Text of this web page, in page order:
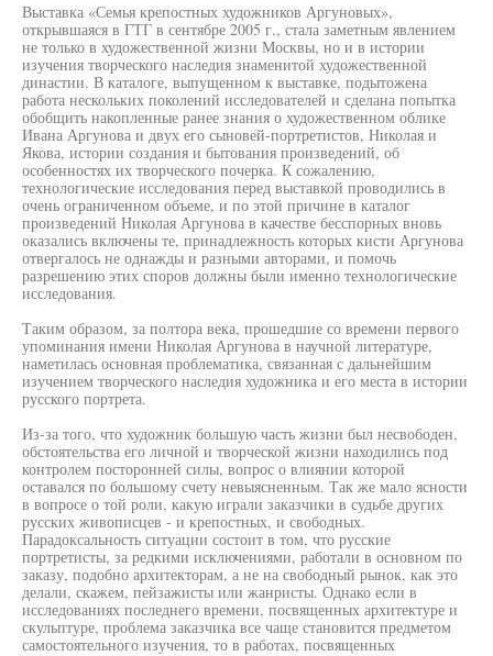
Выставка «Семья крепостных художников Аргуновых»,
открывшаяся в ГТГ в сентябре 2005 г., стала заметным явлением
не только в художественной жизни Москвы, но и в истории
изучения творческого наследия знаменитой художественной
династии. В каталоге, выпущенном к выставке, подытожена
работа нескольких поколений исследователей и сделана попытка
обобщить накопленные ранее знания о художественном облике
Ивана Аргунова и двух его сыновей-портретистов, Николая и
Якова, истории создания и бытования произведений, об
особенностях их творческого почерка. К сожалению,
технологические исследования перед выставкой проводились в
очень ограниченном объеме, и по этой причине в каталог
произведений Николая Аргунова в качестве бесспорных вновь
оказались включены те, принадлежность которых кисти Аргунова
отвергалось не однажды и разными авторами, и помочь
разрешению этих споров должны были именно технологические
исследования.
Таким образом, за полтора века, прошедшие со времени первого
упоминания имени Николая Аргунова в научной литературе,
наметилась основная проблематика, связанная с дальнейшим
изучением творческого наследия художника и его места в истории
русского портрета.
Из-за того, что художник большую часть жизни был несвободен,
обстоятельства его личной и творческой жизни находились под
контролем посторонней силы, вопрос о влиянии которой
оставался по большому счету невыясненным. Так же мало ясности
в вопросе о той роли, какую играли заказчики в судьбе других
русских живописцев - и крепостных, и свободных.
Парадоксальность ситуации состоит в том, что русские
портретисты, за редкими исключениями, работали в основном по
заказу, подобно архитекторам, а не на свободный рынок, как это
делали, скажем, пейзажисты или жанристы. Однако если в
исследованиях последнего времени, посвященных архитектуре и
скульптуре, проблема заказчика все чаще становится предметом
самостоятельного изучения, то в работах, посвященных